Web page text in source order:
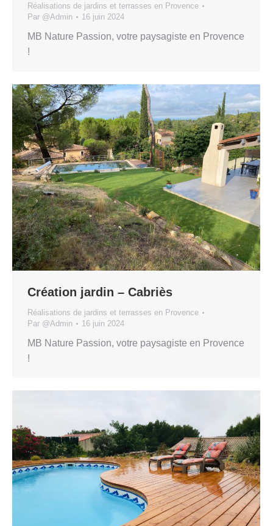
Réalisations de jardins et terrasses en Provence
Par @Admin 16 juin 2024
MB Nature Passion, votre paysagiste en Provence
!
Création jardin – Cabriès
Réalisations de jardins et terrasses en Provence
Par @Admin 16 juin 2024
MB Nature Passion, votre paysagiste en Provence
!